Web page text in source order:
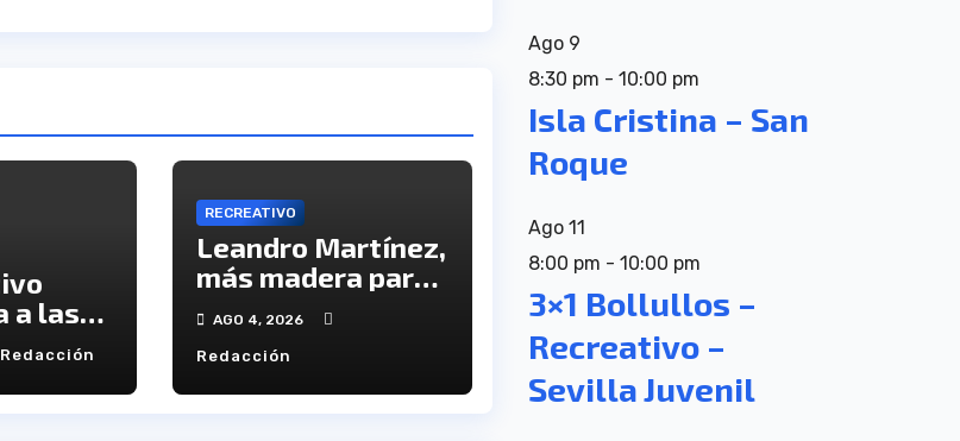
a las
20-D
de la
Redacción
RECREATIVO
Leandro Martínez,
más madera para
el ataque del
Decano
AGO 4, 2026
Redacción
Ago 9
8:30 pm - 10:00 pm
Isla Cristina – San
Roque
Ago 11
8:00 pm - 10:00 pm
3×1 Bollullos –
Recreativo –
Sevilla Juvenil